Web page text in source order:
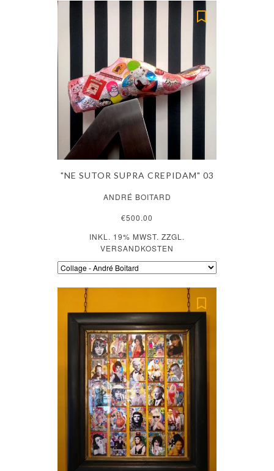
"NE SUTOR SUPRA CREPIDAM" 03
ANDRÉ BOITARD
€500.00
INKL. 19% MWST. ZZGL.
VERSANDKOSTEN